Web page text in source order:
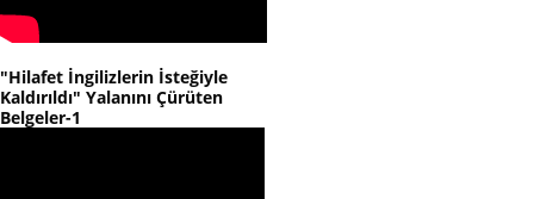
"Hilafet İngilizlerin İsteğiyle
Kaldırıldı" Yalanını Çürüten
Belgeler-1